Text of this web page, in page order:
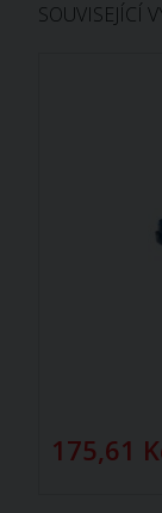
SOUVISEJÍCÍ
175,61